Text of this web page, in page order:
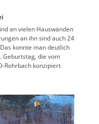
an vielen Hauswänden
an ihn sind auch 24
konnte man deutlich
Geburtstag, die vom
Rohrbach konzipiert